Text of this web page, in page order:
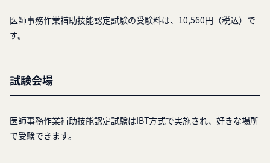
医師事務作業補助技能認定試験の受験料は、10,560円（税込）で
す。
試験会場
医師事務作業補助技能認定試験はIBT方式で実施され、好きな場所
で受験できます。